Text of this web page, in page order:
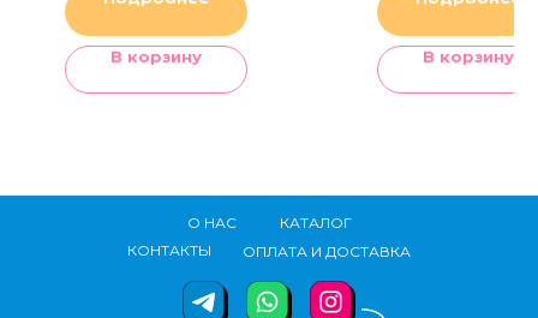
В корзину В корзину
О НАС
КАТАЛОГ
ОПЛАТА И ДОСТАВКА
КОНТАКТЫ